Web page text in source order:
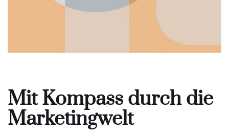
Mit Kompass durch die
Marketingwelt